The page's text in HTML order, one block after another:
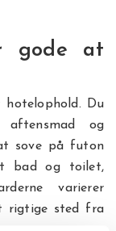
gode at
hotelophold. Du
og
sove på futon
bad og toilet,
varierer
rigtige sted fra